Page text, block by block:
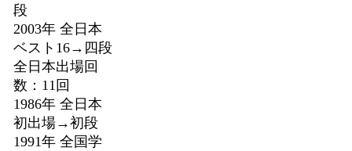
段
2003年 全日本
ベスト16→四段
全日本出場回
数：11回
1986年 全日本
初出場→初段
1991年 全国学